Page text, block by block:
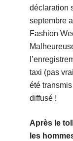
déclaration
septembre
Fashion
taxi (pas
été
diffusé !
Après le
les